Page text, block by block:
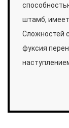
штамб,
Сложностей
фуксия